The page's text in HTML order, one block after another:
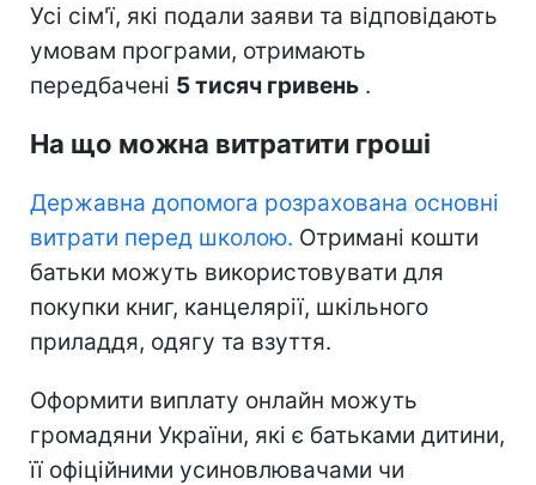
Усі сім'ї, які подали заяви та відповідають
умовам програми, отримають
передбачені 5 тисяч гривень .
На що можна витратити гроші
Державна допомога розрахована основні
витрати перед школою. Отримані кошти
батьки можуть використовувати для
покупки книг, канцелярії, шкільного
приладдя, одягу та взуття.
Оформити виплату онлайн можуть
громадяни України, які є батьками дитини,
її офіційними усиновлювачами чи